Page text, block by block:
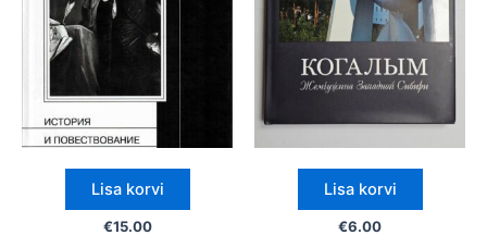
Lisa korvi
€15.00
Lisa korvi
€6.00